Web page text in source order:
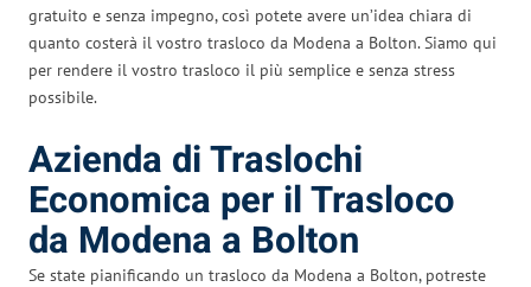
gratuito e senza impegno, così potete avere un’idea chiara di
quanto costerà il vostro trasloco da Modena a Bolton. Siamo qui
per rendere il vostro trasloco il più semplice e senza stress
possibile.
Azienda di Traslochi
Economica per il Trasloco
da Modena a Bolton
Se state pianificando un trasloco da Modena a Bolton, potreste